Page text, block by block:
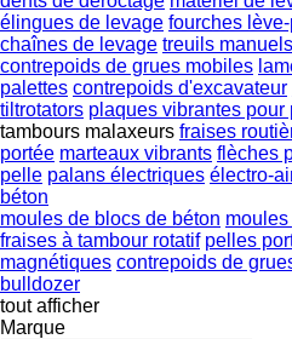
élingues de levage fourches
chaînes de levage treuils manuels
contrepoids de grues mobiles
palettes contrepoids d'excavateur
tiltrotators plaques vibrantes pour
tambours malaxeurs fraises
portée marteaux vibrants flèches
pelle palans électriques électro-
béton
moules de blocs de béton
fraises à tambour rotatif pelles
magnétiques contrepoids de
bulldozer
tout afficher
Marque